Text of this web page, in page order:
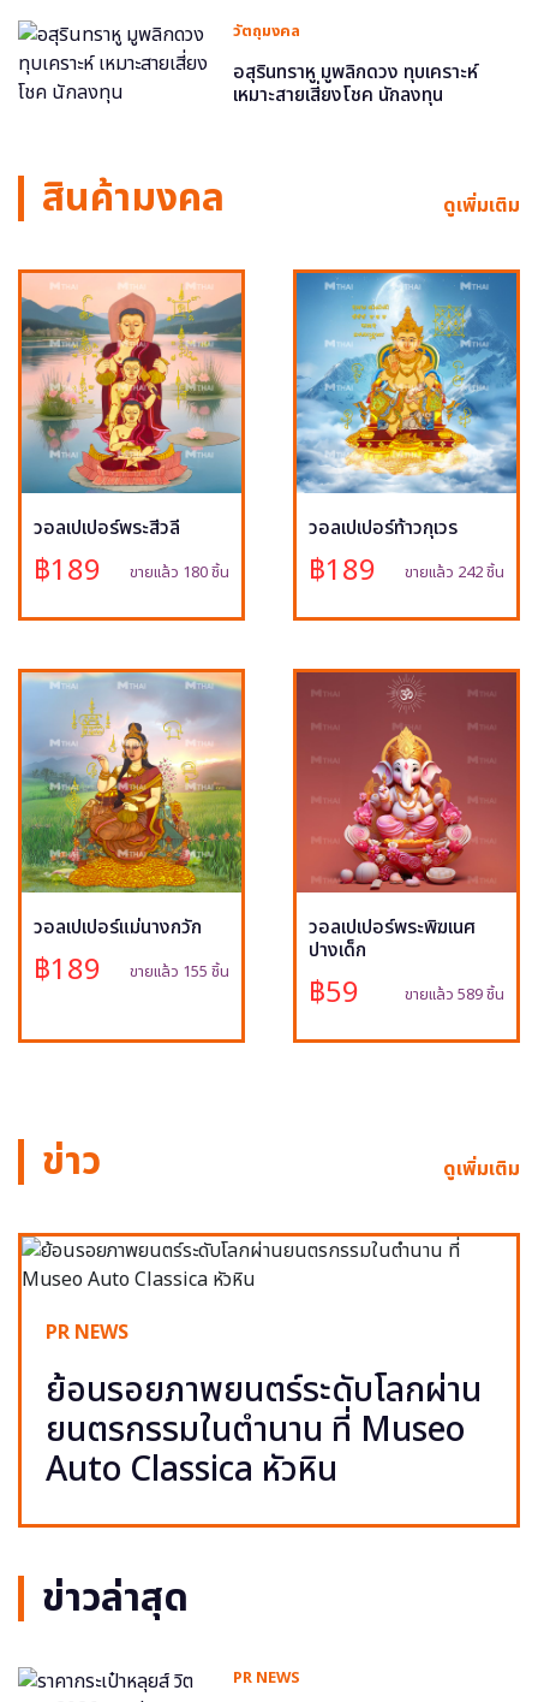
วัตถุมงคล
อสุรินทราหู มูพลิกดวง ทุบเคราะห์
เหมาะสายเสี่ยงโชค นักลงทุน
สินค้ามงคล ดูเพิ่มเติม
วอลเปเปอร์พระสีวลี
฿189 ขายแล้ว 180 ชิ้น
วอลเปเปอร์ท้าวกุเวร
฿189 ขายแล้ว 242 ชิ้น
วอลเปเปอร์แม่นางกวัก
฿189 ขายแล้ว 155 ชิ้น
วอลเปเปอร์พระพิฆเนศ
ปางเด็ก
฿59 ขายแล้ว 589 ชิ้น
ข่าว ดูเพิ่มเติม
PR NEWS
ย้อนรอยภาพยนตร์ระดับโลกผ่าน
ยนตรกรรมในตำนาน ที่ Museo
Auto Classica หัวหิน
ข่าวล่าสุด
PR NEWS